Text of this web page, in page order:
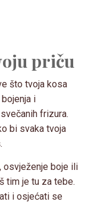
priču
što tvoja kosa
i
frizura.
bi svaka tvoja
, osvježenje boje ili
tim je tu za tebe.
i osjećati se